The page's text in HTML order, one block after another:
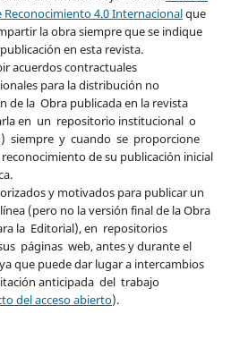
Reconocimiento 4.0 Internacionalque
la obra siempre que se indique
en esta revista.
acuerdos contractuales
para la distribución no
de la Obra publicada en la revista
en un repositorio institucional o
siempre y cuando se proporcione
de su publicación inicial
y motivados para publicar un
(pero no la versión final de la Obra
la Editorial), en repositorios
páginas web, antes y durante el
que puede dar lugar a intercambios
anticipada del trabajo
del acceso abierto).